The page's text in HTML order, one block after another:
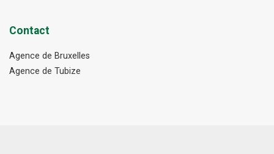
Contact
Agence de Bruxelles
Agence de Tubize